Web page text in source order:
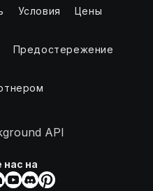
Условия Цены
Предостережение
API
нас на